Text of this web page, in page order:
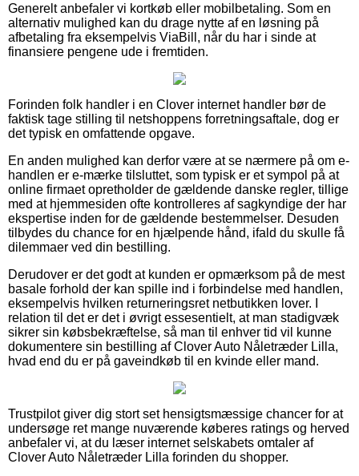
Generelt anbefaler vi kortkøb eller mobilbetaling. Som en
alternativ mulighed kan du drage nytte af en løsning på
afbetaling fra eksempelvis ViaBill, når du har i sinde at
finansiere pengene ude i fremtiden.
Forinden folk handler i en Clover internet handler bør de
faktisk tage stilling til netshoppens forretningsaftale, dog er
det typisk en omfattende opgave.
En anden mulighed kan derfor være at se nærmere på om e-
handlen er e-mærke tilsluttet, som typisk er et sympol på at
online firmaet opretholder de gældende danske regler, tillige
med at hjemmesiden ofte kontrolleres af sagkyndige der har
ekspertise inden for de gældende bestemmelser. Desuden
tilbydes du chance for en hjælpende hånd, ifald du skulle få
dilemmaer ved din bestilling.
Derudover er det godt at kunden er opmærksom på de mest
basale forhold der kan spille ind i forbindelse med handlen,
eksempelvis hvilken returneringsret netbutikken lover. I
relation til det er det i øvrigt essesentielt, at man stadigvæk
sikrer sin købsbekræftelse, så man til enhver tid vil kunne
dokumentere sin bestilling af Clover Auto Nåletræder Lilla,
hvad end du er på gaveindkøb til en kvinde eller mand.
Trustpilot giver dig stort set hensigtsmæssige chancer for at
undersøge ret mange nuværende køberes ratings og herved
anbefaler vi, at du læser internet selskabets omtaler af
Clover Auto Nåletræder Lilla forinden du shopper.